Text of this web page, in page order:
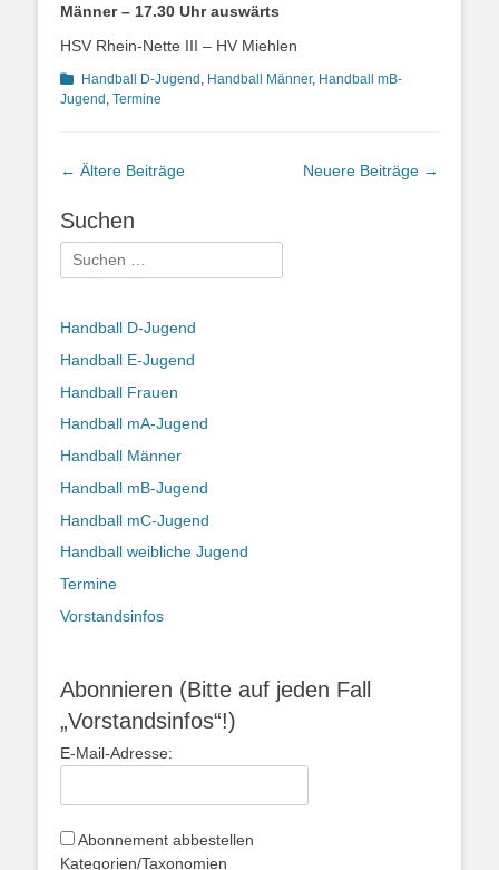
Männer – 17.30 Uhr auswärts
HSV Rhein-Nette III – HV Miehlen
Kategorien
Handball D-Jugend , Handball Männer, Handball mB-
Jugend , Termine
Beitragsnavigation
← Ältere Beiträge Neuere Beiträge →
Suchen
Suchen
nach:
Handball D-Jugend
Handball E-Jugend
Handball Frauen
Handball mA-Jugend
Handball Männer
Handball mB-Jugend
Handball mC-Jugend
Handball weibliche Jugend
Termine
Vorstandsinfos
Abonnieren (Bitte auf jeden Fall
„Vorstandsinfos“!)
E-Mail-Adresse:
Abonnement abbestellen
Kategorien/Taxonomien